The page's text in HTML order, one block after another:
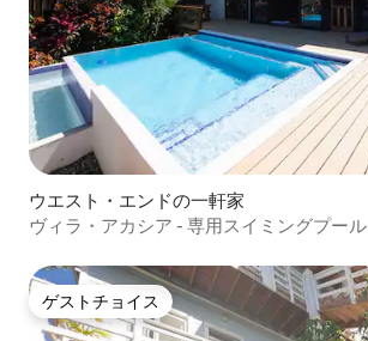
ウエスト・エンドの一軒家
ヴィラ・アカシア - 専用スイミングプール
ゲストチョイス
ゲストチョイス